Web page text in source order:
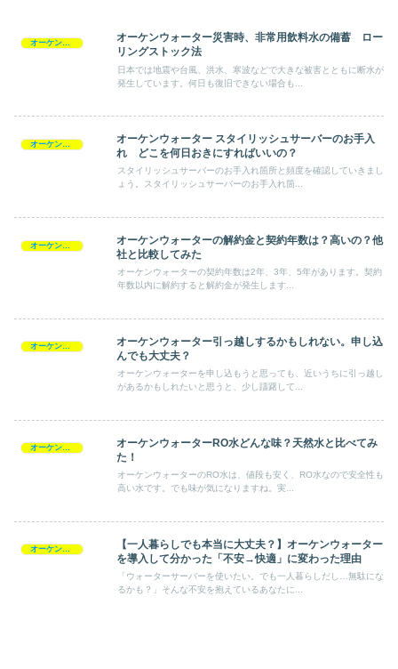
オーケンウォーター災害時、非常用飲料水の備蓄 ロー
リングストック法
日本では地震や台風、洪水、寒波などで大きな被害とともに断水が
発生しています。何日も復旧できない場合も...
オーケンウォーター スタイリッシュサーバーのお手入
れ どこを何日おきにすればいいの？
スタイリッシュサーバーのお手入れ箇所と頻度を確認していきまし
ょう。スタイリッシュサーバーのお手入れ箇...
オーケンウォーターの解約金と契約年数は？高いの？他
社と比較してみた
オーケンウォーターの契約年数は2年、3年、5年があります。契約
年数以内に解約すると解約金が発生します...
オーケンウォーター
オーケンウォーター引っ越しするかもしれない。申し込
んでも大丈夫？
オーケンウォーターを申し込もうと思っても、近いうちに引っ越し
があるかもしれたいと思うと、少し躊躇して...
オーケンウォーター
オーケンウォーターRO水どんな味？天然水と比べてみ
た！
オーケンウォーターのRO水は、値段も安く、RO水なので安全性も
高い水です。でも味が気になりますね。実...
オーケンウォーター
【一人暮らしでも本当に大丈夫？】オーケンウォーター
を導入して分かった「不安→快適」に変わった理由
「ウォーターサーバーを使いたい。でも一人暮らしだし…無駄にな
るかも？」そんな不安を抱えているあなたに...